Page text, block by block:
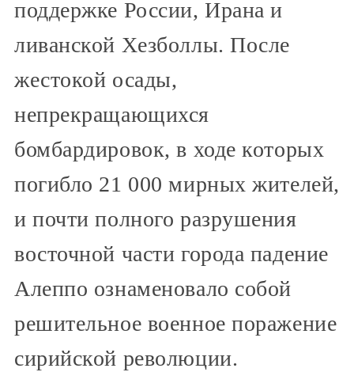
поддержке России, Ирана и
ливанской Хезболлы. После
жестокой осады,
непрекращающихся
бомбардировок, в ходе которых
погибло 21 000 мирных жителей,
и почти полного разрушения
восточной части города падение
Алеппо ознаменовало собой
решительное военное поражение
сирийской революции.